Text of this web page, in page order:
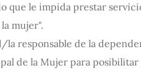
que le impida prestar
mujer".
la responsable de la
de la Mujer para posibilitar